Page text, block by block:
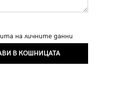
на личните данни
В КОШНИЦАТА